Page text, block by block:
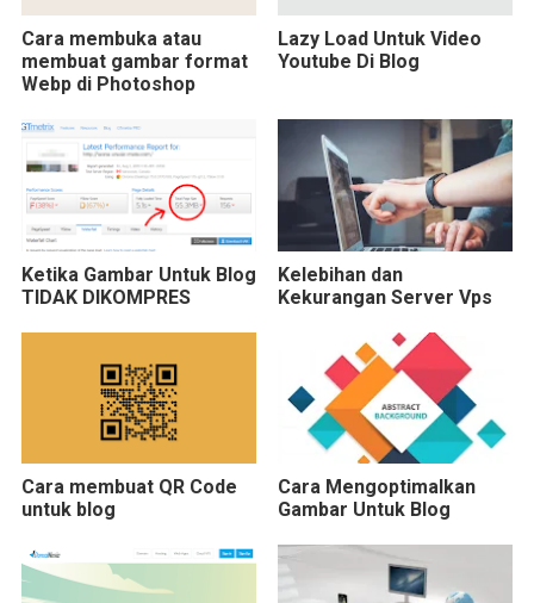
Cara membuka atau
membuat gambar format
Webp di Photoshop
Lazy Load Untuk Video
Youtube Di Blog
Ketika Gambar Untuk Blog
TIDAK DIKOMPRES
Kelebihan dan
Kekurangan Server Vps
Cara membuat QR Code
untuk blog
Cara Mengoptimalkan
Gambar Untuk Blog